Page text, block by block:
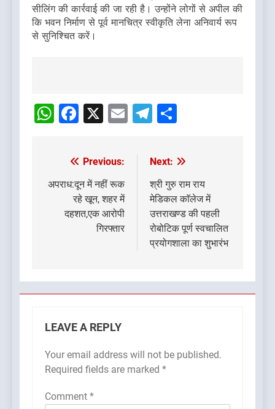
सीलिंग की कार्रवाई की जा रही है। उन्होंने लोगों से अपील की
कि भवन निर्माण से पूर्व मानचित्र स्वीकृति लेना अनिवार्य रूप
से सुनिश्चित करें।
navigation
WhatsApp
Facebook
X EmailTelegram
Post
navigation
Previous:
अपराध:दून में नहीं रूक
रहे खून, शहर में
दहशत,एक आरोपी
गिरफ्तार
Next:
श्री गुरु राम राय
मेडिकल काॅलेज में
उत्तराखण्ड की पहली
रोबोटिक पूर्ण स्वचालित
प्रयोगशाला का शुभारंभ
LEAVE A REPLY
Your email address will not be published.
Required fields are marked *
Comment *